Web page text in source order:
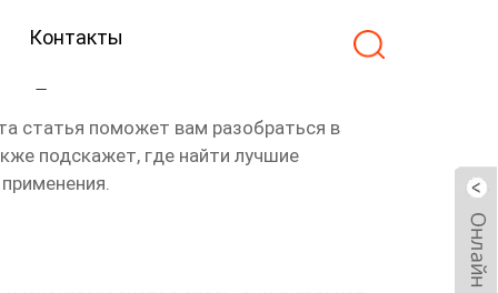
Контакты
статья поможет вам разобраться в
подскажет, где найти лучшие